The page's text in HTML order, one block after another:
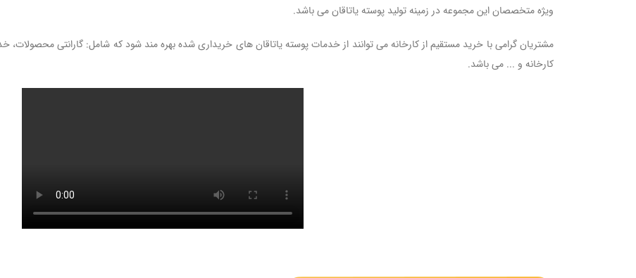
ویژه متخصصان این مجموعه در زمینه تولید پوسته یاتاقان می باشد.
مشتریان گرامی با خرید مستقیم از کارخانه می توانند از خدمات پوسته یاتاقان های خریداری شده بهره مند شود که شامل: گارانتی
کارخانه و ... می باشد.